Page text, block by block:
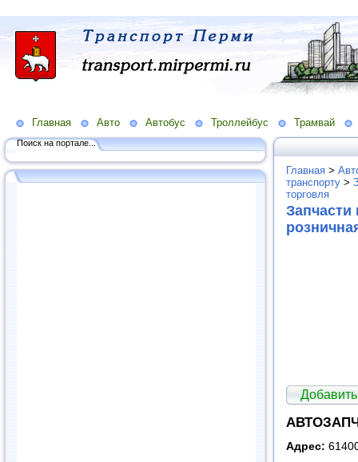
Главная Авто Автобус Троллейбус Трамвай
Поиск на портале...
Главная >
транспорту >
торговля
Адрес: